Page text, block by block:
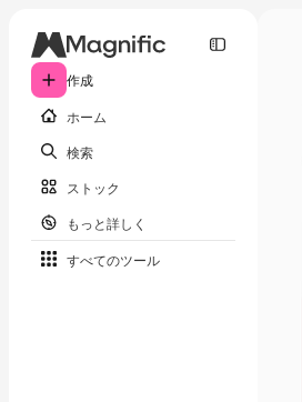
作成
ホーム
検索
ストック
もっと詳しく
すべてのツール